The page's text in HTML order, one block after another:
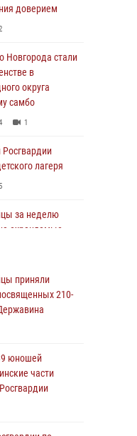
доверием
Новгорода стали
в
округа
самбо
1
Росгвардии
лагеря
5
за неделю
охраняемые
дня" на
2026 года.
присягу в
центра
«горячую
приняли
210-
юношей
части